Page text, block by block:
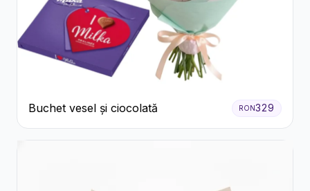
Buchet vesel și ciocolată RON329